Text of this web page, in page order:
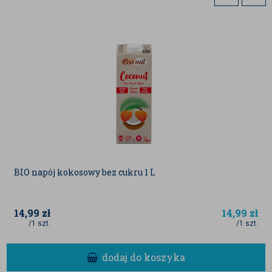
dokłada wszelkich starań, aby
www.badapak.pl
Jednak dane dotyczące produktu mogą ulec zmianie w
Podane wartości odżywcze pochodzą od dostawców
BIO napój kokosowy bez cukru 1 L
14,99 zł
/1 szt.
14,99 zł
/1 szt.
dodaj do koszyka